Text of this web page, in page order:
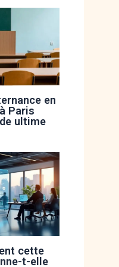
en
Paris
ultime
cette
t-elle